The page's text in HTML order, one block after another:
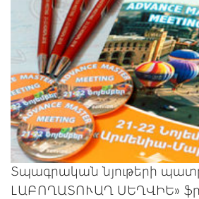
Տպագրական նյութերի
ԼԱԲՈՂԱՏՈՒԱՂ ՍԵՂՎԻԵ»